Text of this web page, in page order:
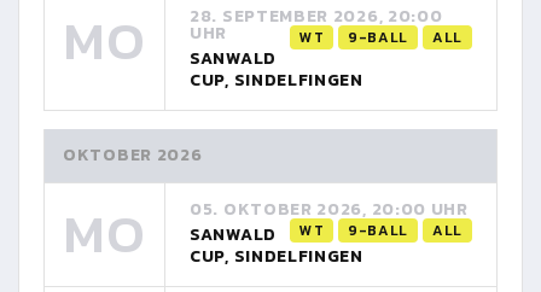
MO 28. SEPTEMBER 2026, 20:00
UHR WT 9-BALL ALL
SANWALD
CUP, SINDELFINGEN
OKTOBER 2026
MO 05. OKTOBER 2026, 20:00 UHR
WT 9-BALL ALL
SANWALD
CUP, SINDELFINGEN